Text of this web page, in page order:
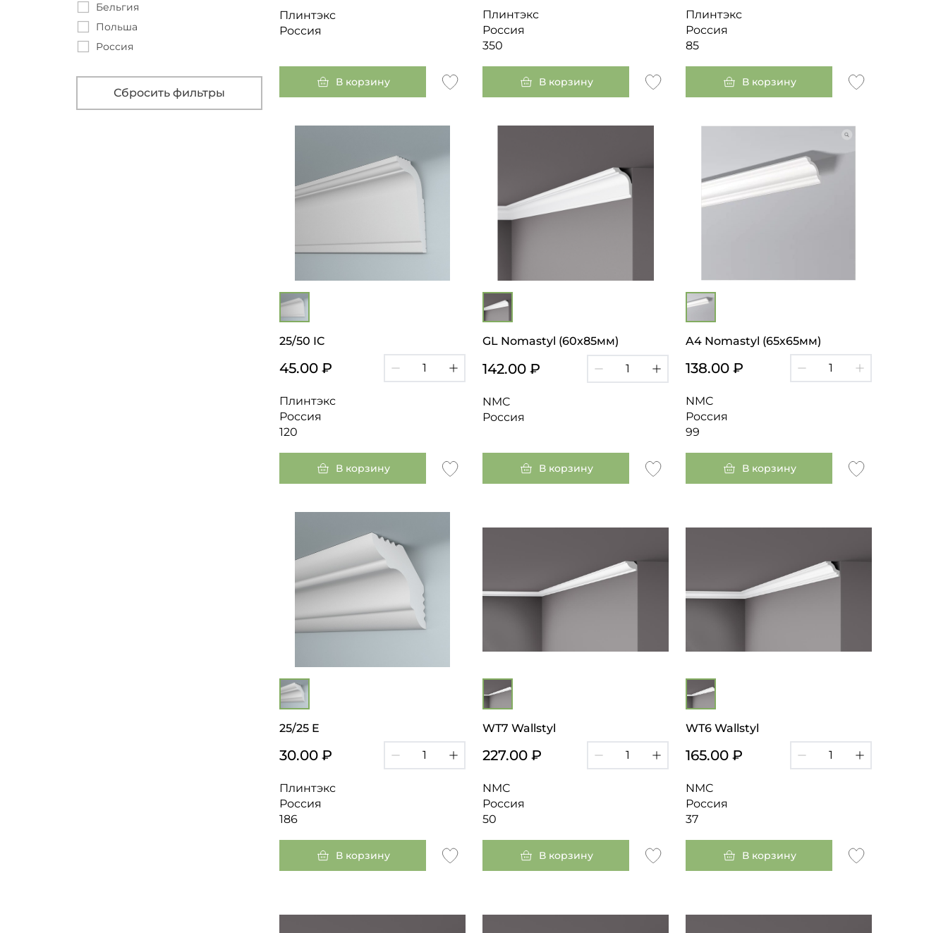
Бельгия
Польша
Россия
Сбросить фильтры
Плинтэкс
Россия
В корзину
Плинтэкс
Россия
350
В корзину
Плинтэкс
Россия
85
В корзину
25/50 IC
45.00 ₽
Плинтэкс
Россия
120
В корзину
GL Nomastyl (60x85мм)
142.00 ₽
NMC
Россия
В корзину
A4 Nomastyl (65х65мм)
138.00 ₽
NMC
Россия
99
В корзину
25/25 E
30.00 ₽
Плинтэкс
Россия
186
В корзину
WT7 Wallstyl
227.00 ₽
NMC
Россия
50
В корзину
WT6 Wallstyl
165.00 ₽
NMC
Россия
37
В корзину